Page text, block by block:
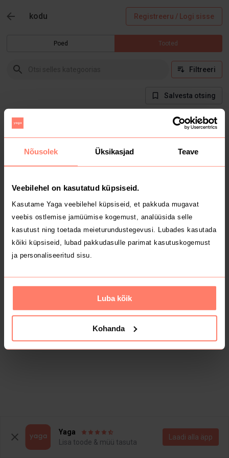
Nõusolek Üksikasjad Teave
Veebilehel on kasutatud küpsiseid.
Kasutame Yaga veebilehel küpsiseid, et pakkuda mugavat
veebis ostlemise jamüümise kogemust, analüüsida selle
kasutust ning toetada meieturundustegevusi. Lubades kasutada
kõiki küpsiseid, lubad pakkudasulle parimat kasutuskogemust
ja personaliseeritud sisu.
Luba kõik
Kohanda
kodu Registreeru / Logi sisse
Poed Tooted
Filtreeri
Salvesta otsing
Hetkel selles kategoorias tooteid ei ole
Yaga
Lisa toode & müü tasuta
Laadi alla äpp